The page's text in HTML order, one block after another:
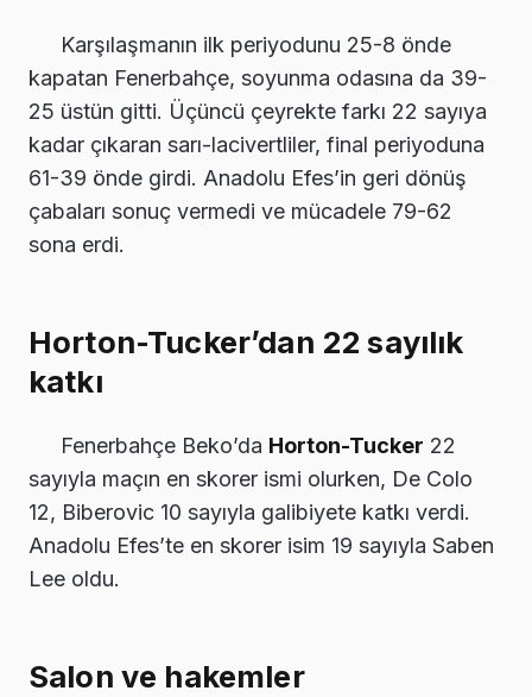
Karşılaşmanın ilk periyodunu 25-8 önde
kapatan Fenerbahçe, soyunma odasına da 39-
25 üstün gitti. Üçüncü çeyrekte farkı 22 sayıya
kadar çıkaran sarı-lacivertliler, final periyoduna
61-39 önde girdi. Anadolu Efes’in geri dönüş
çabaları sonuç vermedi ve mücadele 79-62
sona erdi.
Horton-Tucker’dan 22 sayılık
katkı
Fenerbahçe Beko’da Horton-Tucker 22
sayıyla maçın en skorer ismi olurken, De Colo
12, Biberovic 10 sayıyla galibiyete katkı verdi.
Anadolu Efes’te en skorer isim 19 sayıyla Saben
Lee oldu.
Salon ve hakemler